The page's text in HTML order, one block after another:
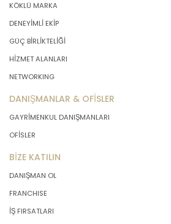
KÖKLÜ MARKA
DENEYİMLİ EKİP
GÜÇ BİRLİKTELİĞİ
HİZMET ALANLARI
NETWORKING
DANIŞMANLAR & OFİSLER
GAYRİMENKUL DANIŞMANLARI
OFİSLER
BİZE KATILIN
DANIŞMAN OL
FRANCHISE
İŞ FIRSATLARI